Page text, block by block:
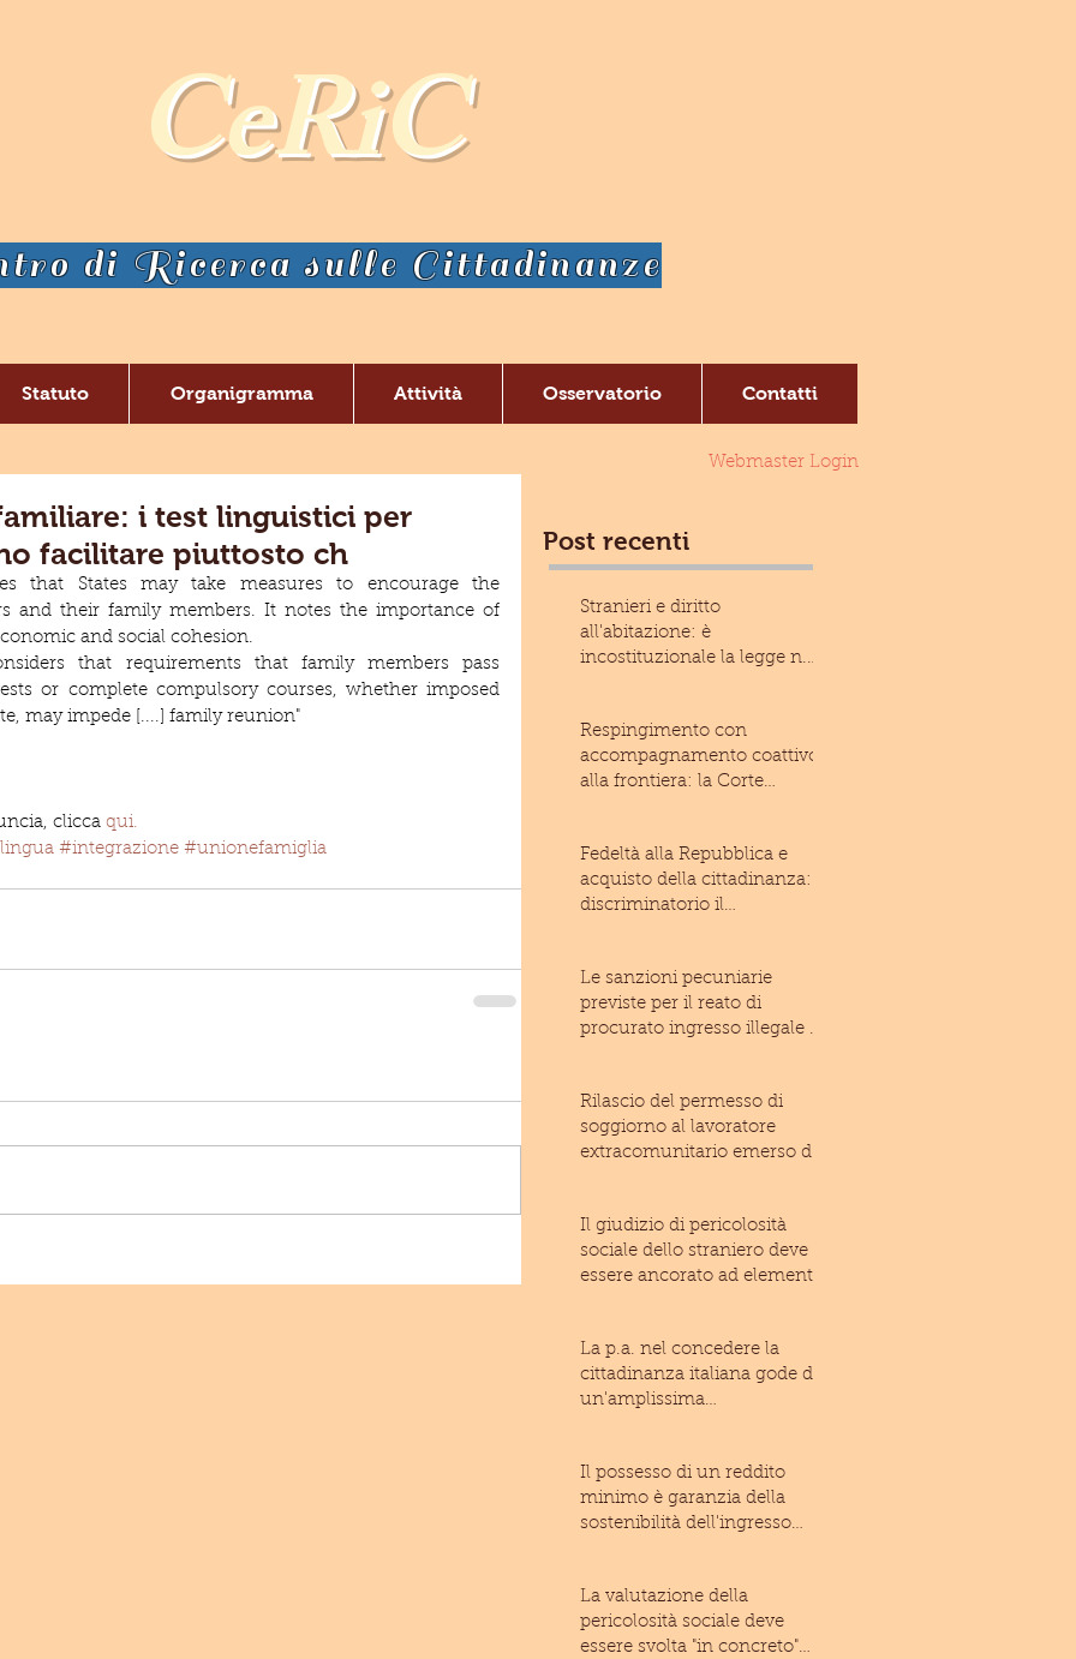
CeRiC
di Ricerca sulle Cittadinanze
Statuto Organigramma Attività Osservatorio Contatti
i test linguistici per
facilitare piuttosto ch
that States may take measures to encourage the
and their family members. It notes the importance of
and social cohesion.
that requirements that family members pass
or complete compulsory courses, whether imposed
may impede [....] family reunion"
clicca qui.
#integrazione #unionefamiglia
Post recenti
Stranieri e diritto
all'abitazione: è
incostituzionale la legge n.
Respingimento con
accompagnamento coattivo
alla frontiera: la Corte
Fedeltà alla Repubblica e
acquisto della cittadinanza: è
discriminatorio il
Le sanzioni pecuniarie
previste per il reato di
procurato ingresso illegale di
Rilascio del permesso di
soggiorno al lavoratore
extracomunitario emerso dal
Il giudizio di pericolosità
sociale dello straniero deve
essere ancorato ad elementi
La p.a. nel concedere la
cittadinanza italiana gode di
un'amplissima
Il possesso di un reddito
minimo è garanzia della
sostenibilità dell'ingresso
La valutazione della
pericolosità sociale deve
essere svolta "in concreto"
Webmaster Login